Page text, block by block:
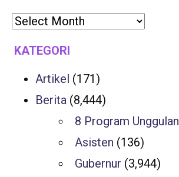
KATEGORI
Artikel (171)
Berita (8,444)
8 Program Unggulan
Asisten (136)
Gubernur (3,944)